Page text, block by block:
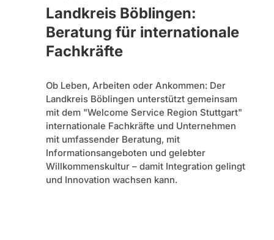
Landkreis Böblingen:
Beratung für internationale
Fachkräfte
Ob Leben, Arbeiten oder Ankommen: Der
Landkreis Böblingen unterstützt gemeinsam
mit dem "Welcome Service Region Stuttgart"
internationale Fachkräfte und Unternehmen
mit umfassender Beratung, mit
Informationsangeboten und gelebter
Willkommenskultur – damit Integration gelingt
und Innovation wachsen kann.